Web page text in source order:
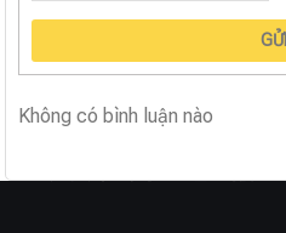
GỬI
Không có bình luận nào